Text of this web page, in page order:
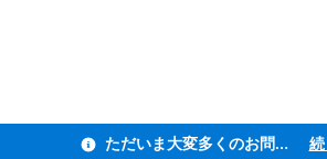
ただいま大変多くのお問い合わせをいただいており、ご連絡までにお時間を頂戴しております